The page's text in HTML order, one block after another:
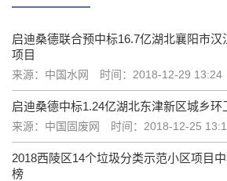
启迪桑德联合预中标16.7亿湖北襄阳市
项目
来源：中国水网 时间：2018-12-29 13:24
启迪桑德中标1.24亿湖北东津新区城乡环
来源：中国固废网 时间：2018-12-25
2018西陵区14个垃圾分类示范小区项目
榜